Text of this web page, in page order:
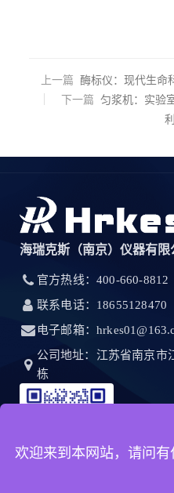
上一篇
酶标仪：现代生命
下一篇
匀浆机：实验
海瑞克斯（南京）仪器有限
官方热线：400-660-8812
联系电话：18655128470
电子邮箱：
公司地址：江苏省南京市
栋
欢迎来到本网站，请问有